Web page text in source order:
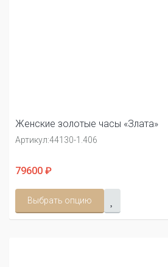
Женские золотые часы «Злата»
Артикул:44130-1.406
79600 ₽
Выбрать опцию